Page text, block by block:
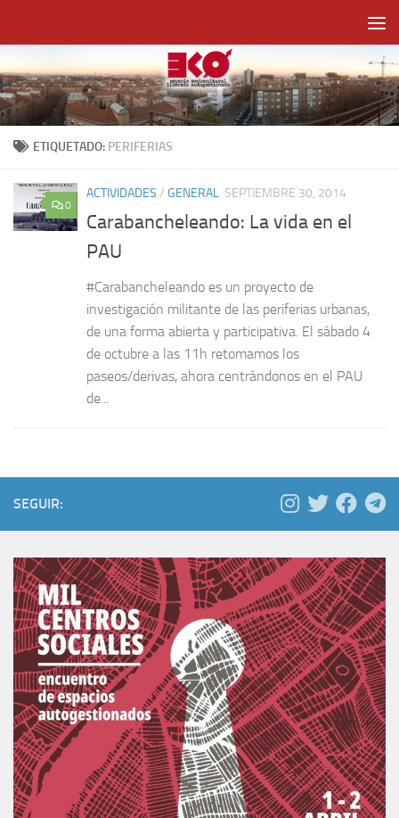
ETIQUETADO: PERIFERIAS
0
ACTIVIDADES / GENERAL SEPTIEMBRE 30, 2014
Carabancheleando: La vida en el
PAU
#Carabancheleando es un proyecto de
investigación militante de las periferias urbanas,
de una forma abierta y participativa. El sábado 4
de octubre a las 11h retomamos los
paseos/derivas, ahora centrándonos en el PAU
de...
SEGUIR: